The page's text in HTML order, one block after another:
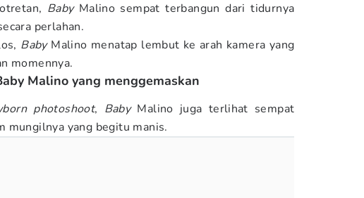
BabyMalino sempat terbangun dari tidurnya
perlahan.
BabyMalino menatap lembut ke arah kamera yang
momennya.
Malino yang menggemaskan
photoshoot, BabyMalino juga terlihat sempat
mungilnya yang begitu manis.